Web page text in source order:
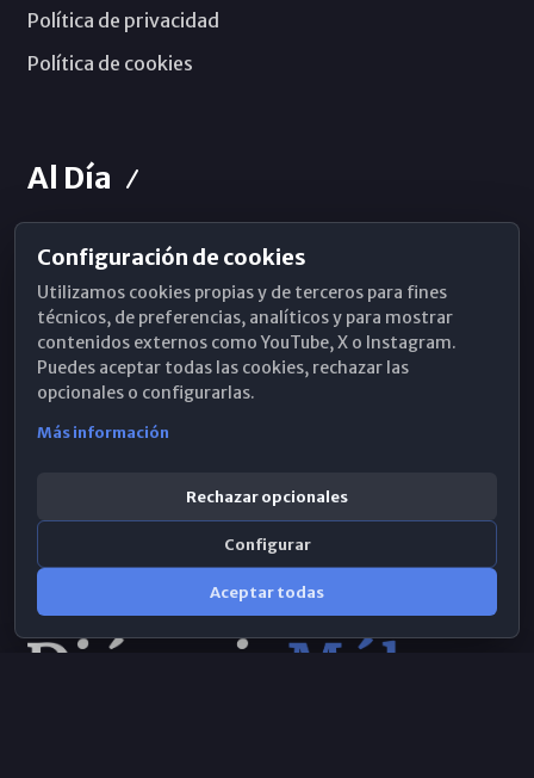
Política de privacidad
Política de cookies
Al Día
Horarios de Misa
Hemeroteca
WhatsApp
Configuración de cookies
Utilizamos cookies propias y de terceros para fines
técnicos, de preferencias, analíticos y para mostrar
contenidos externos como YouTube, X o Instagram.
Puedes aceptar todas las cookies, rechazar las
opcionales o configurarlas.
Más información
Rechazar opcionales
Configurar
Aceptar todas